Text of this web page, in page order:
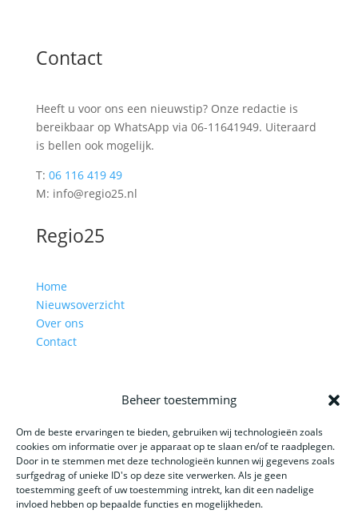
Beheer toestemming
Om de beste ervaringen te bieden, gebruiken wij technologieën zoals
cookies om informatie over je apparaat op te slaan en/of te raadplegen.
Door in te stemmen met deze technologieën kunnen wij gegevens zoals
surfgedrag of unieke ID's op deze site verwerken. Als je geen
toestemming geeft of uw toestemming intrekt, kan dit een nadelige
invloed hebben op bepaalde functies en mogelijkheden.
Contact
Heeft u voor ons een nieuwstip? Onze redactie is
bereikbaar op WhatsApp via 06-11641949. Uiteraard
is bellen ook mogelijk.
T: 06 116 419 49
M: info@regio25.nl
Regio25
Home
Nieuwsoverzicht
Over ons
Contact
Website gemaakt door: LOEQ